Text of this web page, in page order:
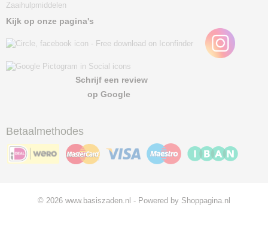
Zaaihulpmiddelen
Kijk op onze pagina's
Schrijf een review
op Google
Betaalmethodes
© 2026 www.basiszaden.nl - Powered by Shoppagina.nl